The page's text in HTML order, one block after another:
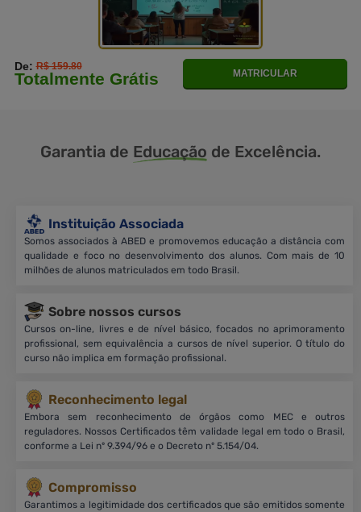
De:R$ 159.80
Totalmente Grátis MATRICULAR
Garantia de Educação de Excelência.
Instituição Associada
Somos associados à ABED e promovemos educação a distância com
qualidade e foco no desenvolvimento dos alunos. Com mais de 10
milhões de alunos matriculados em todo Brasil.
Sobre nossos cursos
Cursos on-line, livres e de nível básico, focados no aprimoramento
profissional, sem equivalência a cursos de nível superior. O título do
curso não implica em formação profissional.
Reconhecimento legal
Embora sem reconhecimento de órgãos como MEC e outros
reguladores. Nossos Certificados têm validade legal em todo o Brasil,
conforme a Lei nº 9.394/96 e o Decreto nº 5.154/04.
Compromisso
Garantimos a legitimidade dos certificados que são emitidos somente